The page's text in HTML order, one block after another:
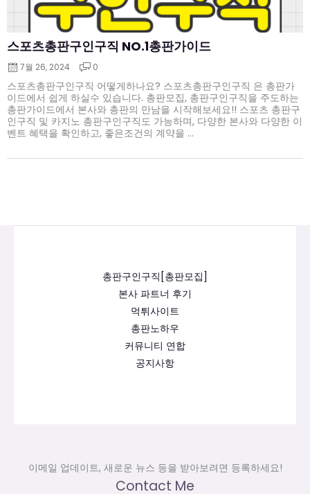
스포츠총판구인구직 NO.1총판가이드
7월 26, 2024 0
스포츠총판구인구직 어떻게하나요? 스포츠총판구인구직 은 총판가
이드에서 쉽게 하실수 있습니다. 총판모집, 총판구인구직을 주도하는
총판가이드에서 본사와 총판의 만남을 시작해보세요!! 스포츠 총판구
인구직 및 카지노 총판구인구직도 가능하며, 다양한 본사와 다양한 이
벤트 혜택을 확인하고, 좋은조건의 계약을 ...
총판구인구직[총판모집]
본사 파트너 후기
먹튀사이트
총판노하우
커뮤니티 연합
공지사항
이메일 업데이트, 새로운 뉴스 등을 받아보려면 등록하세요!
Contact Me